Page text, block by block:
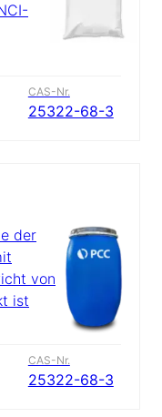
CAS-Nr.
25322-68-3
der
von
ist
CAS-Nr.
25322-68-3